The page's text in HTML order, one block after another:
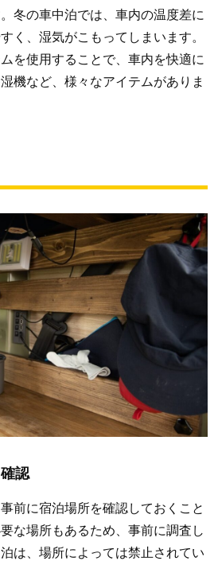
冬の車中泊では、車内の温度差に
く、湿気がこもってしまいます。
を使用することで、車内を快適に
機など、様々なアイテムがありま
認
前に宿泊場所を確認しておくこと
な場所もあるため、事前に調査し
は、場所によっては禁止されてい